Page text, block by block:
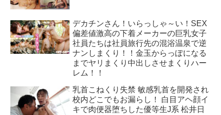
デカチンさん！いらっしゃ～い！SEX
偏差値激高の下着メーカーの巨乳女子
社員たちは社員旅行先の混浴温泉で逆
ナンしまくり！！金玉からっぽになる
までヤリまくり中出しさせまくりハー
レム！！
乳首こねくり失禁 敏感乳首を開発され
校内どこでもお漏らし！ 白目アヘ顔イ
キで肉便器堕ちした優等生J系 松井日